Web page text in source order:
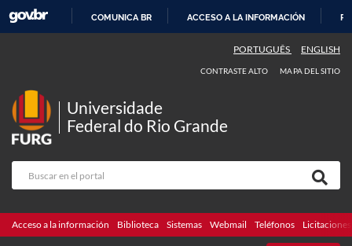
CONTENIDO
COMUNICA BR ACCESO A LA INFORMACIÓN
PORTUGUÊS ENGLISH
CONTRASTE ALTO MAPA DEL SITIO
Universidade
Federal do Rio Grande
Acceso a la información Biblioteca Sistemas Webmail Teléfonos Licitaciones